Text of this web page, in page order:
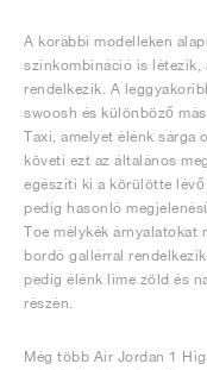
A korábbi modelleken
színkombináció is létezik,
rendelkezik. A
swoosh és különböző
Taxi, amelyet élénk sárga
követi ezt az általános
egészíti ki a körülötte
pedig hasonló
Toe mélykék árnyalatokat
bordó gallérral
pedig élénk lime zöld és
részén.
Még több Air Jordan 1